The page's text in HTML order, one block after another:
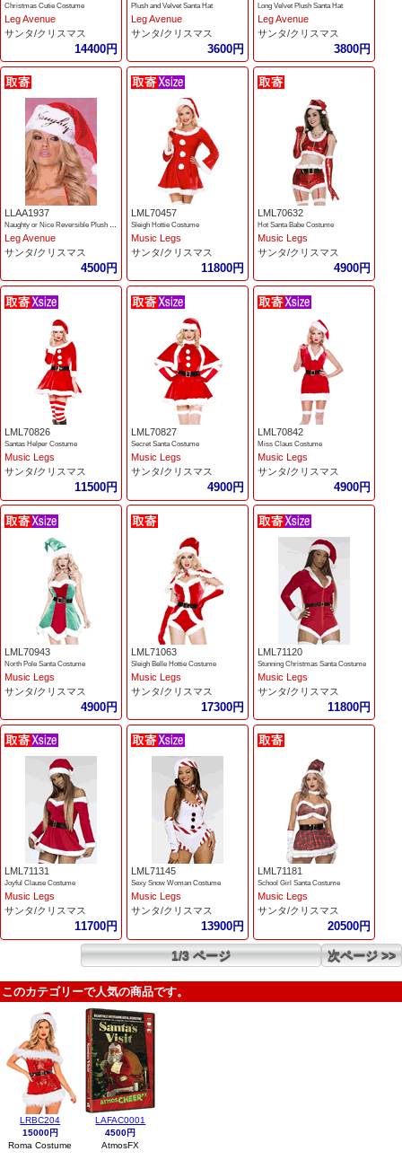
Christmas Cutie Costume
Leg Avenue
サンタ/クリスマス
14400円
Plush and Velvet Santa Hat
Leg Avenue
サンタ/クリスマス
3600円
Long Velvet Plush Santa Hat
Leg Avenue
サンタ/クリスマス
3800円
LLAA1937
Naughty or Nice Reversible Plush Santa Hat
Leg Avenue
サンタ/クリスマス
4500円
LML70457
Sleigh Hottie Costume
Music Legs
サンタ/クリスマス
11800円
LML70632
Hot Santa Babe Costume
Music Legs
サンタ/クリスマス
4900円
LML70826
Santas Helper Costume
Music Legs
サンタ/クリスマス
11500円
LML70827
Secret Santa Costume
Music Legs
サンタ/クリスマス
4900円
LML70842
Miss Claus Costume
Music Legs
サンタ/クリスマス
4900円
LML70943
North Pole Santa Costume
Music Legs
サンタ/クリスマス
4900円
LML71063
Sleigh Belle Hottie Costume
Music Legs
サンタ/クリスマス
17300円
LML71120
Stunning Christmas Santa Costume
Music Legs
サンタ/クリスマス
11800円
LML71131
Joyful Clause Costume
Music Legs
サンタ/クリスマス
11700円
LML71145
Sexy Snow Woman Costume
Music Legs
サンタ/クリスマス
13900円
LML71181
School Girl Santa Costume
Music Legs
サンタ/クリスマス
20500円
1/3 ページ 次ページ >>
このカテゴリーで人気の商品です。
LRBC204
15000円
Roma Costume
LAFAC0001
4500円
AtmosFX